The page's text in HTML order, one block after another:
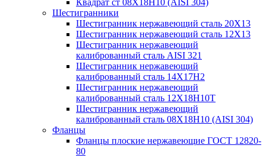
Квадрат ст 08Х18Н10 (AISI 304)
Шестигранники
Шестигранник нержавеющий сталь 20Х13
Шестигранник нержавеющий сталь 12Х13
Шестигранник нержавеющий
калиброванный сталь AISI 321
Шестигранник нержавеющий
калиброванный сталь 14Х17Н2
Шестигранник нержавеющий
калиброванный сталь 12Х18Н10Т
Шестигранник нержавеющий
калиброванный сталь 08Х18Н10 (AISI 304)
Фланцы
Фланцы плоские нержавеющие ГОСТ 12820-
80